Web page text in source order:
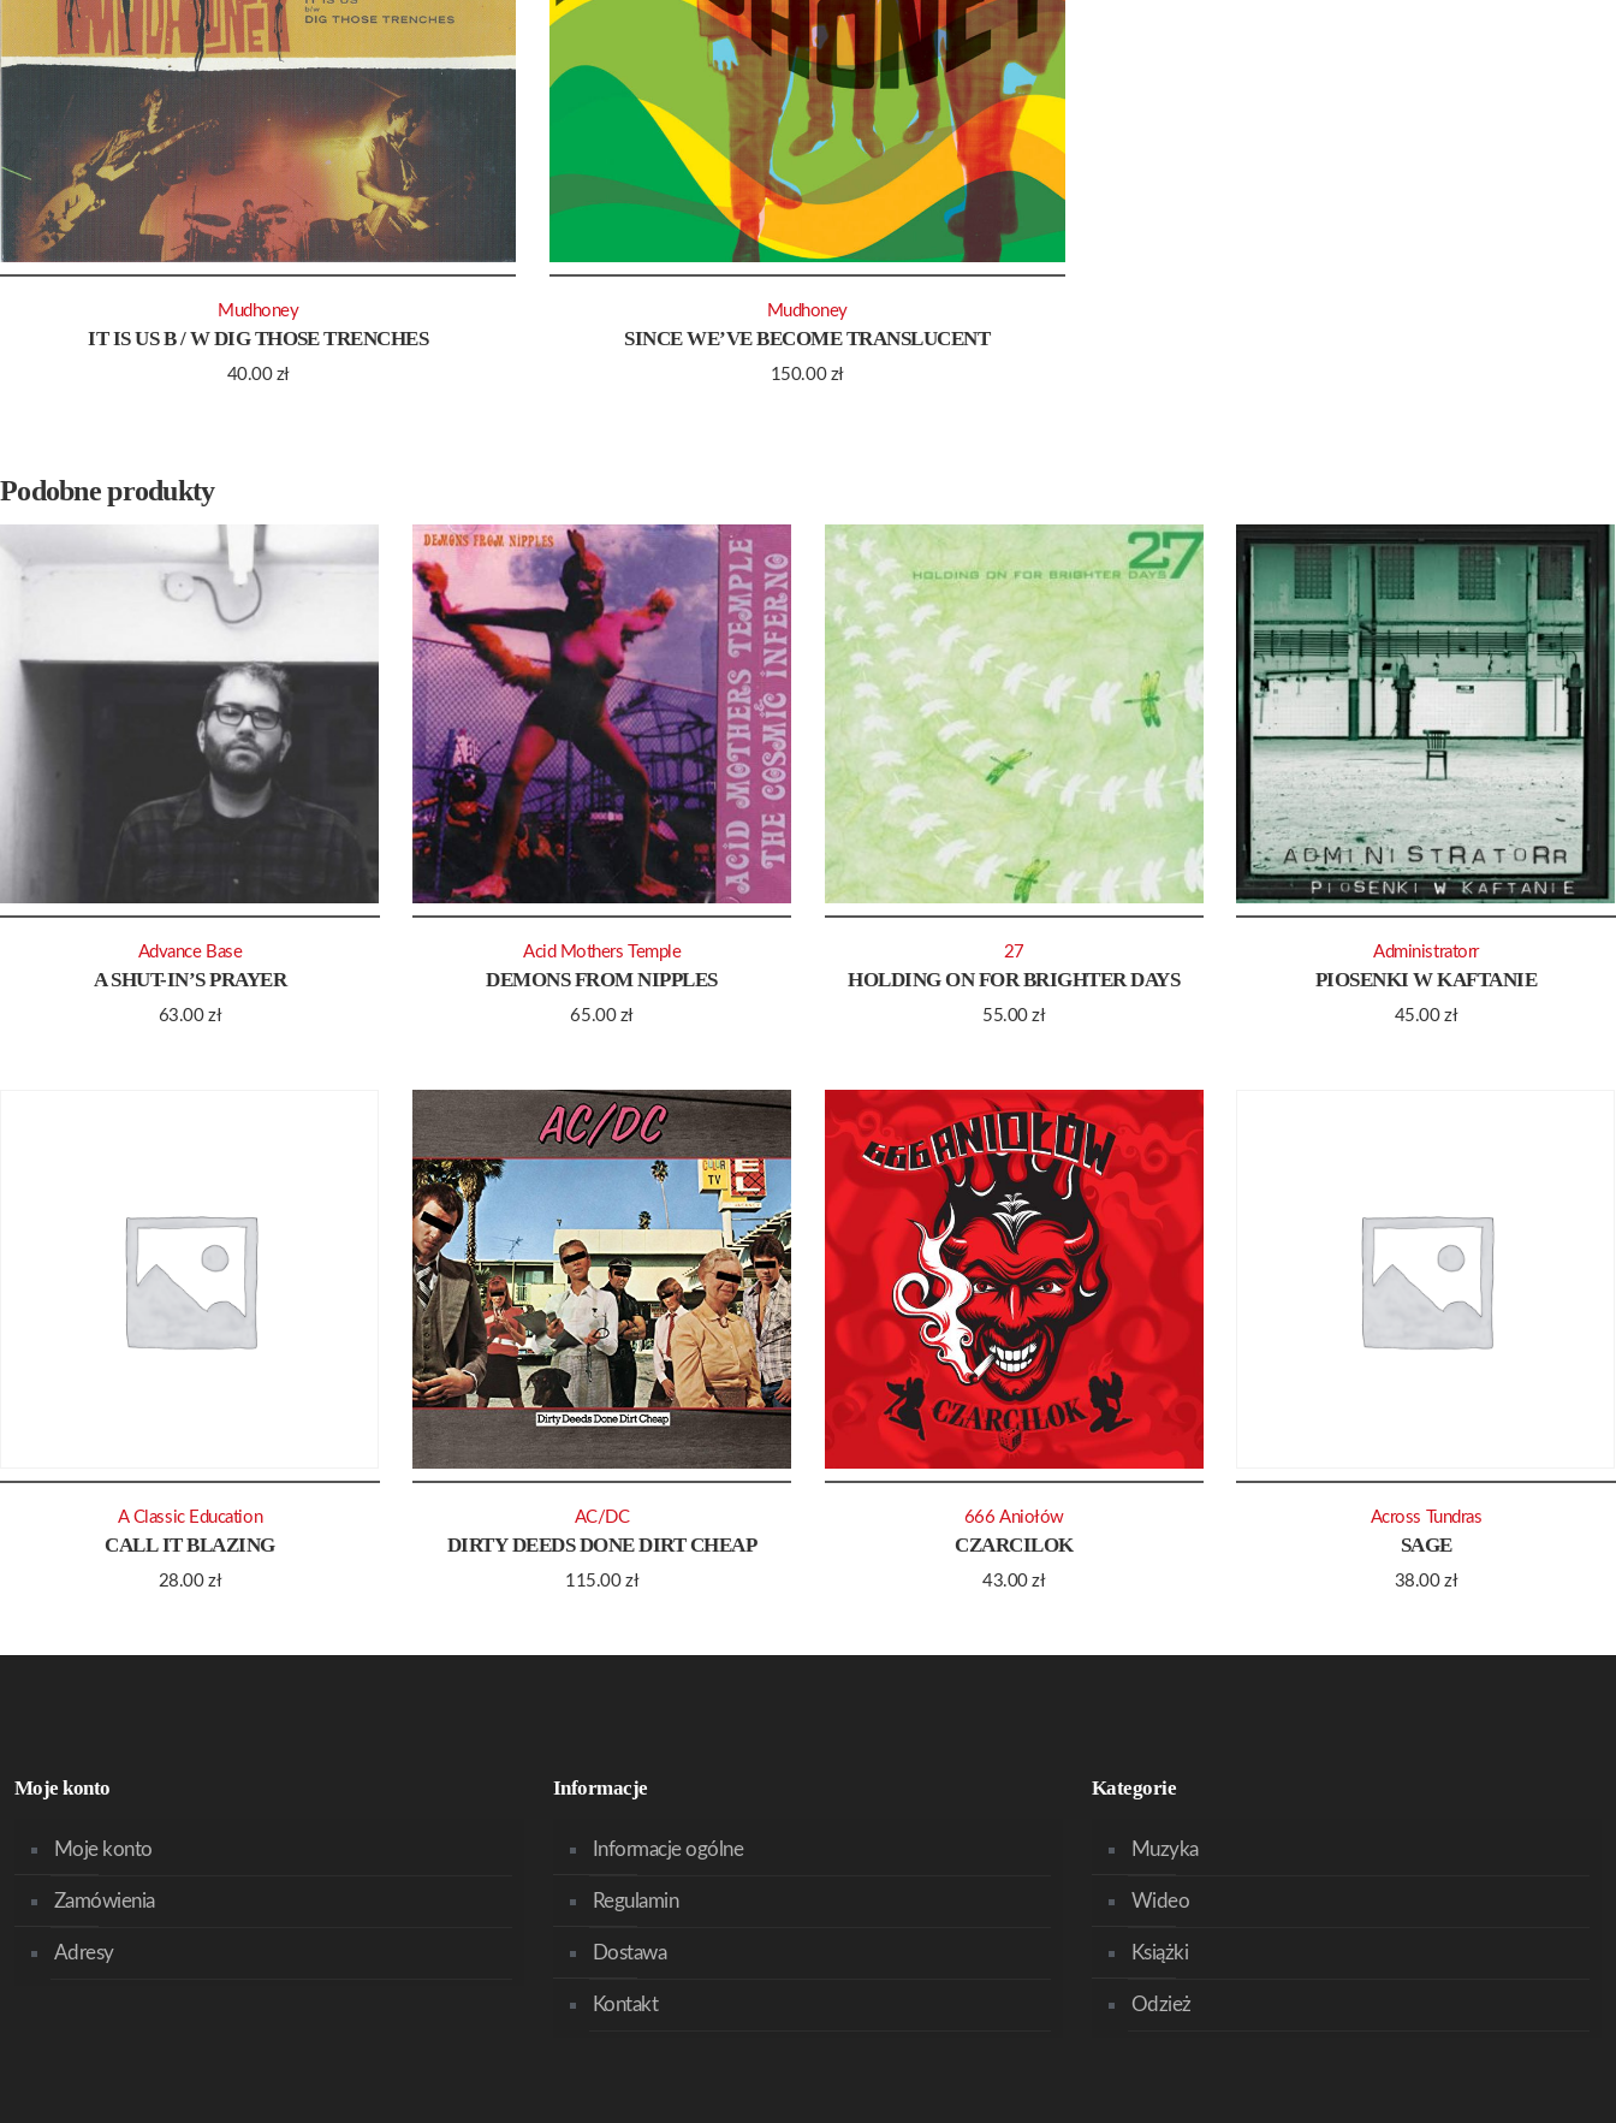
IT IS US B / W DIG THOSE TRENCHES
40.00 zł
Mudhoney
SINCE WE’VE BECOME TRANSLUCENT
150.00 zł
Mudhoney
Podobne produkty
A SHUT-IN’S PRAYER
63.00zł
Advance Base
DEMONS FROM NIPPLES
65.00 zł
Acid Mothers Temple
HOLDING ON FOR BRIGHTER DAYS
55.00zł
27
PIOSENKI W KAFTANIE
45.00zł
Administratorr
CALL IT BLAZING
28.00zł
A Classic Education
DIRTY DEEDS DONE DIRT CHEAP
115.00 zł
AC/DC
CZARCILOK
43.00zł
666 Aniołów
SAGE
38.00zł
Across Tundras
Moje konto
Moje konto
Zamówienia
Adresy
Informacje
Informacje ogólne
Regulamin
Dostawa
Kontakt
Kategorie
Muzyka
Wideo
Książki
Odzież